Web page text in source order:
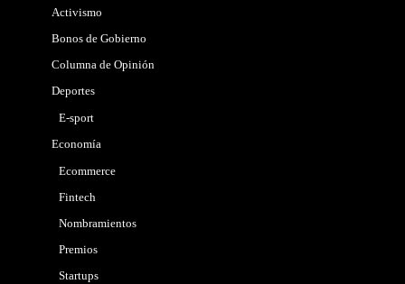
Activismo
Bonos de Gobierno
Columna de Opinión
Deportes
E-sport
Economía
Ecommerce
Fintech
Nombramientos
Premios
Startups